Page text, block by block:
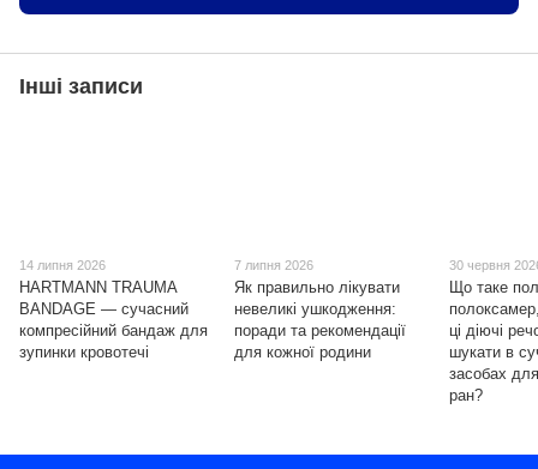
Інші записи
14 липня 2026
HARTMANN TRAUMA
BANDAGE — сучасний
компресійний бандаж для
зупинки кровотечі
7 липня 2026
Як правильно лікувати
невеликі ушкодження:
поради та рекомендації
для кожної родини
30 червня
Що таке
ці діючі
шукати в
засобах
ран?